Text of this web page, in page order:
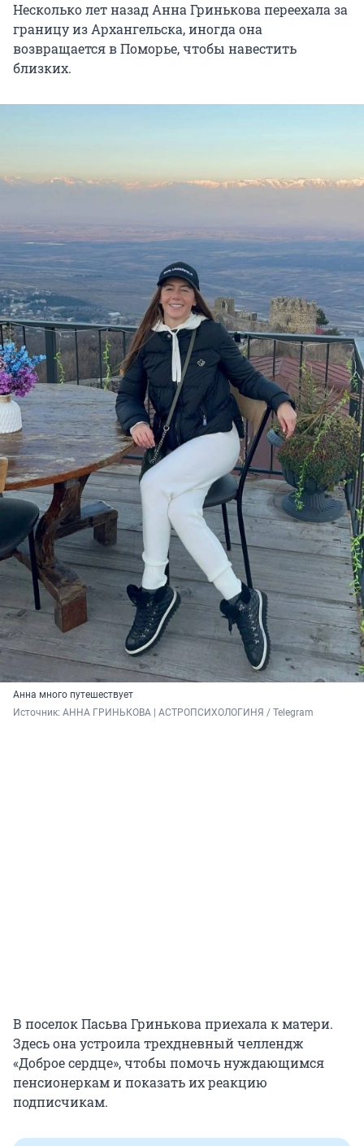
Несколько лет назад Анна Гринькова переехала за
границу из Архангельска, иногда она
возвращается в Поморье, чтобы навестить
близких.
Анна много путешествует
Источник: АННА ГРИНЬКОВА | АСТРОПСИХОЛОГИНЯ / Telegram
В поселок Пасьва Гринькова приехала к матери.
Здесь она устроила трехдневный челлендж
«Доброе сердце», чтобы помочь нуждающимся
пенсионеркам и показать их реакцию
подписчикам.